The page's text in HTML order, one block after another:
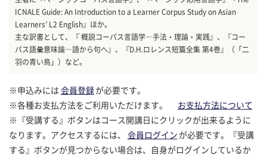
ICNALE Guide: An Introduction to a Learner Corpus Study on Asian
Learners’ L2 English』ほか。
主な訳書として、『 概説コーパス言語学―手法・理論・実践』、『コー
パス語彙意味論―語から句へ』、『D.H.ロレンス短篇全集 第4巻』（「二
羽の青い鳥」）など。
※申込みには 会員登録が必要です。
※各種お支払方法をご利用いただけます。
お支払方法について
※『受講する』ボタンはコース開講日にクリックが出来るように
なります。アクセスするには、
会員ログイン が必要です。『受講
する』ボタンが見つからない場合は、自身がログインしているか